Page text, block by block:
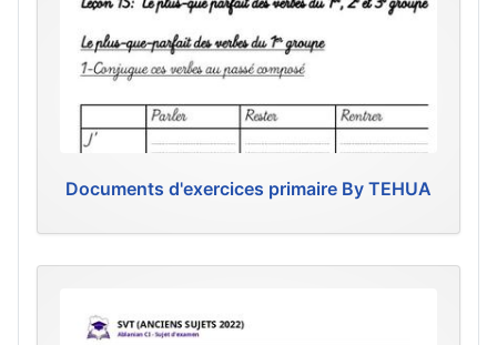
Documents d'exercices primaire By TEHUA